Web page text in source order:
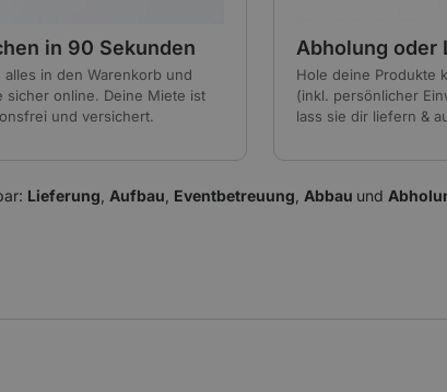
in 90 Sekunden
alles in den Warenkorb und
sicher online. Deine Miete ist
und versichert.
Abholung oder
Hole deine Produkte
(inkl. persönlicher
lass sie dir liefern &
Lieferung Aufbau Eventbetreuung Abbau und